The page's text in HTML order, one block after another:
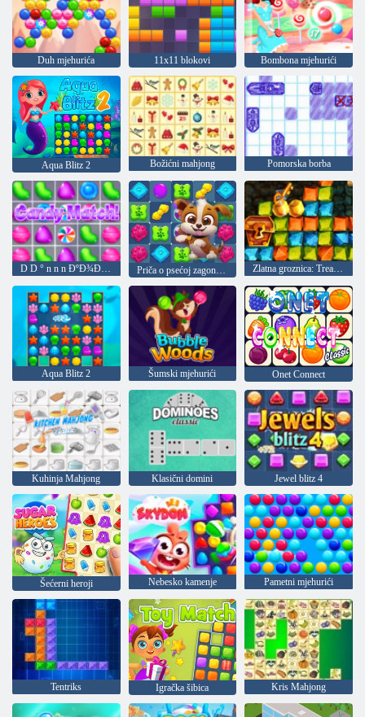
Duh mjehurića 11x11 blokovi Bombona mjehurići
Aqua Blitz 2 Božićni mahjong Pomorska borba
D D ° n n n ÐºÐ¾Ð½Ñ ÐμÑ Ð ° Ð¼Ð¸ Priča o psećoj zagonetki Zlatna groznica: Treasure Hunter
Aqua Blitz 2 Šumski mjehurići Onet Connect
Kuhinja Mahjong Klasični domini Jewel blitz 4
Šećerni heroji Nebesko kamenje Pametni mjehurići
Tentriks Igračka šibica Kris Mahjong